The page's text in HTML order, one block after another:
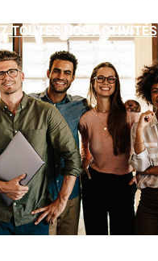
TOUTES NOS ACTIVITÉS